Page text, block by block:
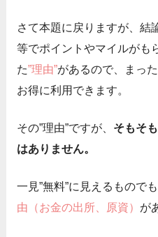
さて本題に戻りますが、結
等でポイントやマイルがも
た”理由”があるので、まっ
お得に利用できます。
その”理由”ですが、 そもそ
はありません。
一見”無料”に見えるもので
由（お金の出所、原資） が